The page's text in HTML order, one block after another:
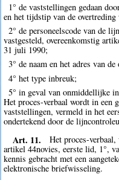
1° de vaststellingen gedaan
en het tijdstip van de
2° de personeelscode van de
vastgesteld, overeenkomstig
31 juli 1990;
3° de naam en het adres van de
4° het type inbreuk;
5° in geval van onmiddellijke
Het proces-verbaal wordt in een
vaststellingen, vermeld in het
ondertekend door de
Art. 11.
Het proces-
artikel 44novies, eerste lid, 1°,
kennis gebracht met een
elektronische briefwisseling.